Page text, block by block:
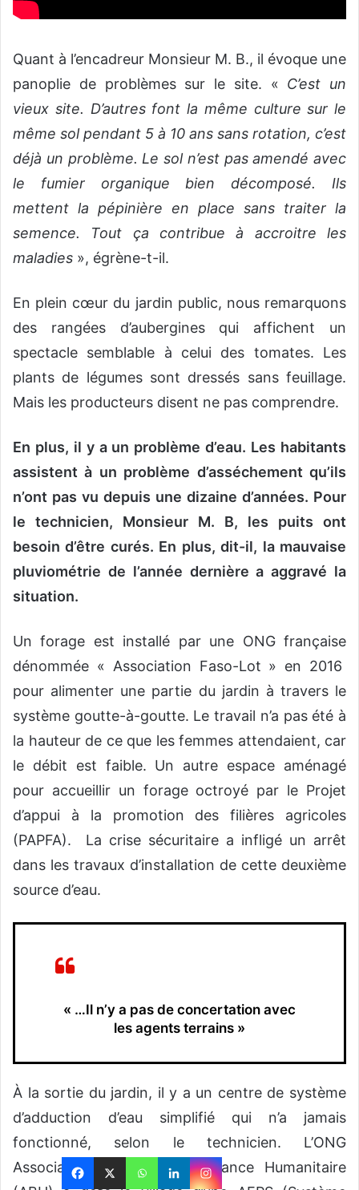
Quant à l’encadreur Monsieur M. B., il évoque une
panoplie de problèmes sur le site. « C’est un
vieux site. D’autres font la même culture sur le
même sol pendant 5 à 10 ans sans rotation, c’est
déjà un problème. Le sol n’est pas amendé avec
le fumier organique bien décomposé. Ils
mettent la pépinière en place sans traiter la
semence. Tout ça contribue à accroitre les
maladies », égrène-t-il.
En plein cœur du jardin public, nous remarquons
des rangées d’aubergines qui affichent un
spectacle semblable à celui des tomates. Les
plants de légumes sont dressés sans feuillage.
Mais les producteurs disent ne pas comprendre.
En plus, il y a un problème d’eau. Les habitants
assistent à un problème d’asséchement qu’ils
n’ont pas vu depuis une dizaine d’années. Pour
le technicien, Monsieur M. B, les puits ont
besoin d’être curés. En plus, dit-il, la mauvaise
pluviométrie de l’année dernière a aggravé la
situation.
Un forage est installé par une ONG française
dénommée « Association Faso-Lot » en 2016
pour alimenter une partie du jardin à travers le
système goutte-à-goutte. Le travail n’a pas été à
la hauteur de ce que les femmes attendaient, car
le débit est faible. Un autre espace aménagé
pour accueillir un forage octroyé par le Projet
d’appui à la promotion des filières agricoles
(PAPFA). La crise sécuritaire a infligé un arrêt
dans les travaux d’installation de cette deuxième
source d’eau.
« …Il n’y a pas de concertation avec
les agents terrains »
À la sortie du jardin, il y a un centre de système
d’adduction d’eau simplifié qui n’a jamais
fonctionné, selon le technicien. L’ONG
Association pour la Bienveillance Humanitaire